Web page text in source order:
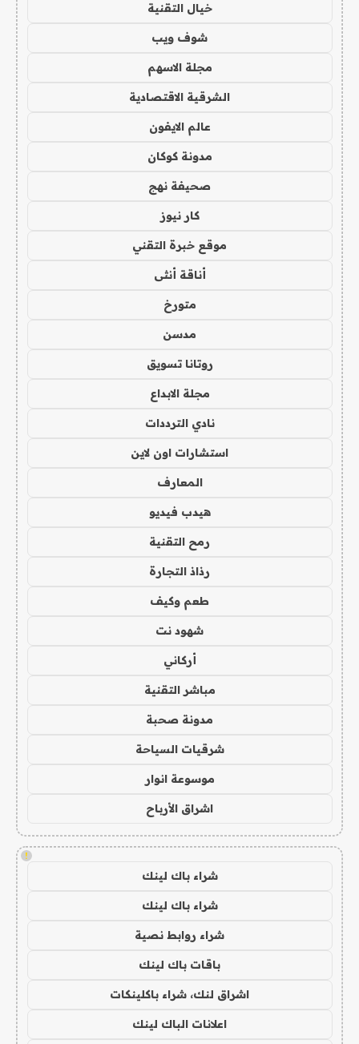
خيال التقنية
شوف ويب
مجلة الاسهم
الشرقية الاقتصادية
عالم الايفون
مدونة كوكان
صحيفة نهج
كار نيوز
موقع خبرة التقني
أناقة أنثى
متورخ
مدسن
روتانا تسويق
مجلة الابداع
نادي الترددات
استشارات اون لاين
المعارف
هيدب فيديو
رمح التقنية
رذاذ التجارة
طعم وكيف
شهود نت
أركاني
مباشر التقنية
مدونة صحبة
شرقيات السياحة
موسوعة انوار
اشراق الأرباح
!
شراء باك لينك
شراء باك لينك
شراء روابط نصية
باقات باك لينك
اشراق لنك، شراء باكلينكات
اعلانات الباك لينك